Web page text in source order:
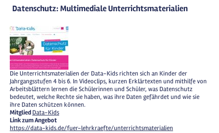
Datenschutz: Multimediale Unterrichtsmaterialien
Die Unterrichtsmaterialien der Data-Kids richten sich an Kinder der
Jahrgangsstufen 4 bis 6. In Videoclips, kurzen Erklärtexten und mithilfe von
Arbeitsblättern lernen die Schülerinnen und Schüler, was Datenschutz
bedeutet, welche Rechte sie haben, was ihre Daten gefährdet und wie sie
ihre Daten schützen können.
MitgliedData-Kids
Link zum Angebot
https://data-kids.de/fuer-lehrkraefte/unterrichtsmaterialien